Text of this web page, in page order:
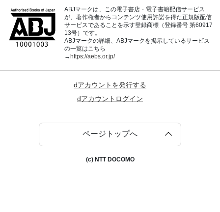
ABJマークは、この電子書店・電子書籍配信サービス
が、著作権者からコンテンツ使用許諾を得た正規版配信
サービスであることを示す登録商標（登録番号 第60917
13号）です。
ABJマークの詳細、ABJマークを掲示しているサービス
の一覧はこちら
→https://aebs.or.jp/
dアカウントを発行する
dアカウントログイン
ページトップへ
(c) NTT DOCOMO